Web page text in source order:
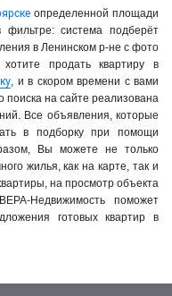
определенной площади
система подберёт
в Ленинском р-не с фото
продать квартиру в
, и в скором времени с вами
поиска на сайте реализована
Все объявления, которые
в подборку при помощи
Вы можете не только
жилья, как на карте, так и
на просмотр объекта
Недвижимость поможет
готовых квартир в